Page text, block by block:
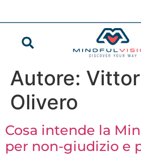
Autore:
Olivero
Cosa intende la
per non-giudizio e